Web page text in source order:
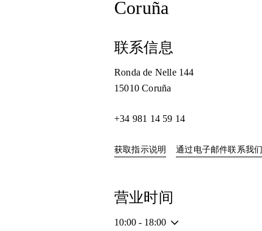
Coruña
联系信息
Ronda de Nelle 144
15010 Coruña
+34 981 14 59 14
获取指示说明 Link Opens in New Tab
通过电子邮件联系我们
营业时间
10:00 - 18:00